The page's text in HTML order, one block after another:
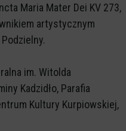
Maria Mater Dei KV 273,
artystycznym
im. Witolda
Kadzidło, Parafia
Kultury Kurpiowskiej,